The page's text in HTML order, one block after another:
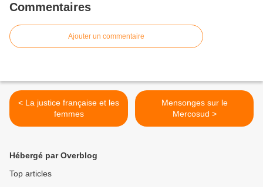
Commentaires
Ajouter un commentaire
< La justice française et les
femmes
Mensonges sur le
Mercosud >
Hébergé par Overblog
Top articles